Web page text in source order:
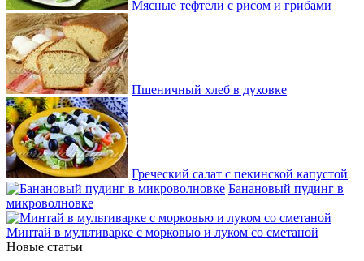
Мясные тефтели с рисом и грибами
Пшеничный хлеб в духовке
Греческий салат с пекинской капустой
Банановый пудинг в
микроволновке
Минтай в мультиварке с морковью и луком со сметаной
Новые статьи